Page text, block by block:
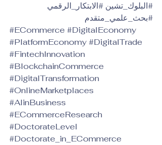
#البلوك_تشين #الابتكار_الرقمي
#بحث_علمي_متقدم
#ECommerce #DigitalEconomy
#PlatformEconomy#DigitalTrade
#FintechInnovation
#BlockchainCommerce
#DigitalTransformation
#OnlineMarketplaces
#AIinBusiness
#ECommerceResearch
#DoctorateLevel
#Doctorate_in_ECommerce